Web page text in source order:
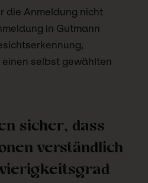
die Anmeldung nicht
in Gutmann
selbst gewählten
sicher, dass
verständlich